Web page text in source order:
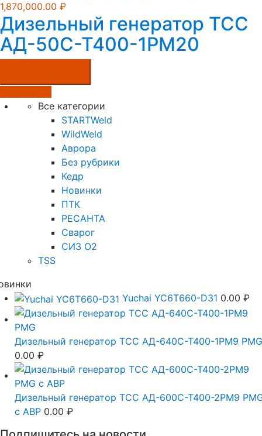
1,870,000.00 ₽
Дизельный генератор ТСС
АД-50С-Т400-1РМ20
Все категории
STARTWeld
WildWeld
Аврора
Без рубрики
Кедр
Новинки
ПТК
РЕСАНТА
Сварог
СИЗ О2
TSS
Yuchai YC6T660-D31 0.00 ₽
Дизельный генератор ТСС АД-640С-Т400-1РМ9 PMG
0.00 ₽
Дизельный генератор ТСС АД-600С-Т400-2РМ9
c АВР 0.00 ₽